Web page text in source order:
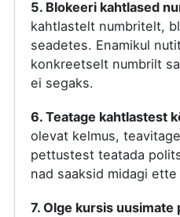
5. Blokeeri kahtlased
kahtlastelt numbritelt,
seadetes. Enamikul
konkreetselt numbrilt
ei segaks.
6. Teatage kahtlastest
olevat kelmus,
pettustest teatada
nad saaksid midagi
7. Olge kursis